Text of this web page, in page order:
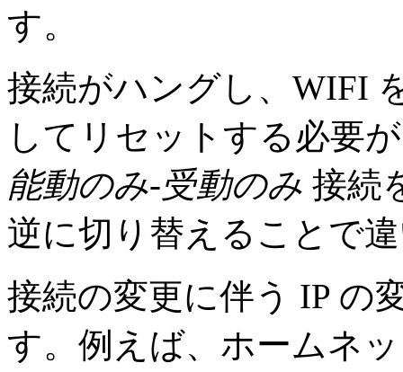
す。
接続がハングし、WIFI
してリセットする必要
能動のみ-受動のみ 接続
逆に切り替えることで
接続の変更に伴う IP の
す。例えば、ホームネ